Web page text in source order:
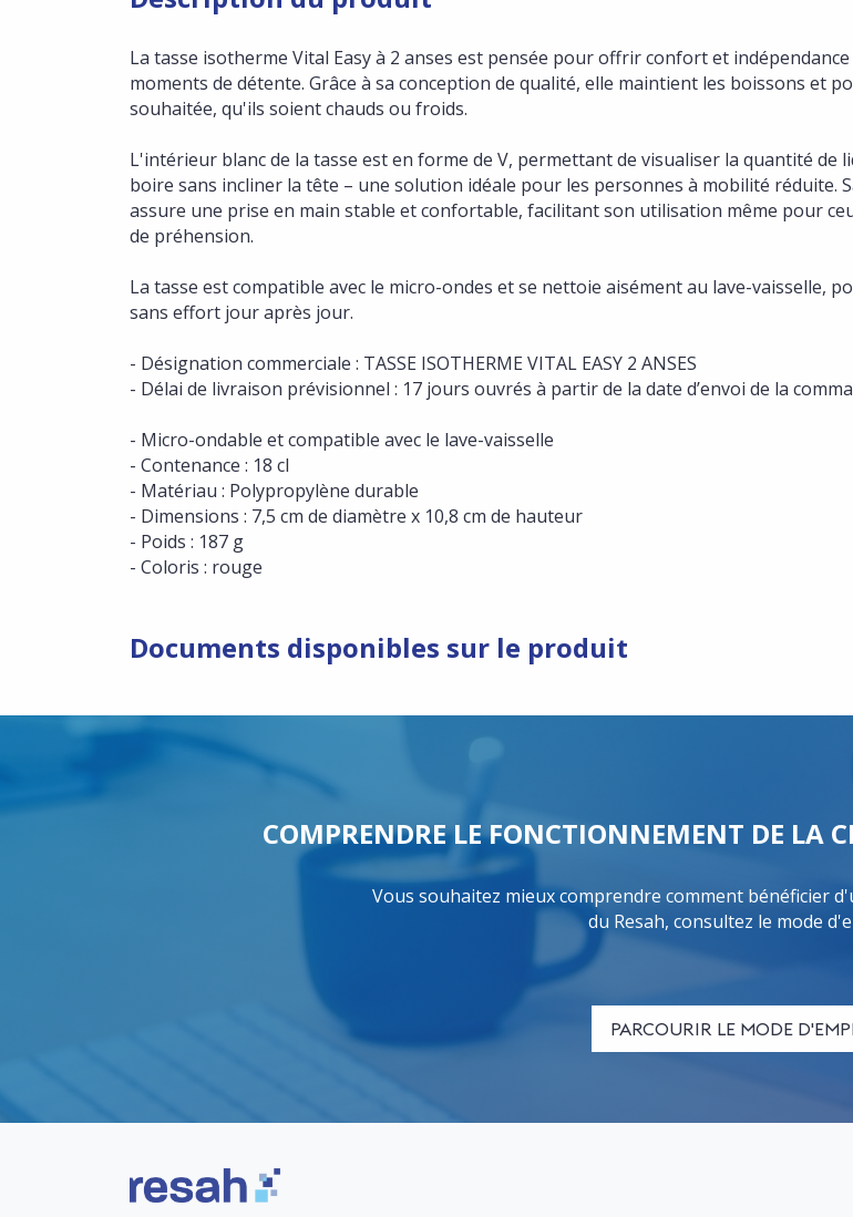
La tasse isotherme Vital Easy à 2 anses est pensée pour offrir confort et
moments de détente. Grâce à sa conception de qualité, elle maintient les boissons et
souhaitée, qu'ils soient chauds ou froids.
L'intérieur blanc de la tasse est en forme de V, permettant de visualiser la quantité de
boire sans incliner la tête – une solution idéale pour les personnes à mobilité réduite.
assure une prise en main stable et confortable, facilitant son utilisation même pour
de préhension.
La tasse est compatible avec le micro-ondes et se nettoie aisément au lave-vaisselle,
sans effort jour après jour.
- Désignation commerciale : TASSE ISOTHERME VITAL EASY 2 ANSES
- Délai de livraison prévisionnel : 17 jours ouvrés à partir de la date d’envoi de la
- Micro-ondable et compatible avec le lave-vaisselle
- Contenance : 18 cl
- Matériau : Polypropylène durable
- Dimensions : 7,5 cm de diamètre x 10,8 cm de hauteur
- Poids : 187 g
- Coloris : rouge
Documents disponibles sur le produit
COMPRENDRE LE FONCTIONNEMENT DE LA
Vous souhaitez mieux comprendre comment bénéficier
du Resah, consultez le mode
PARCOURIR LE MODE
Logo Resah